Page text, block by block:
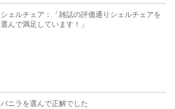
シェルチェア：「雑誌の評価通りシェルチェアを
選んで満足しています！」
バニラを選んで正解でした